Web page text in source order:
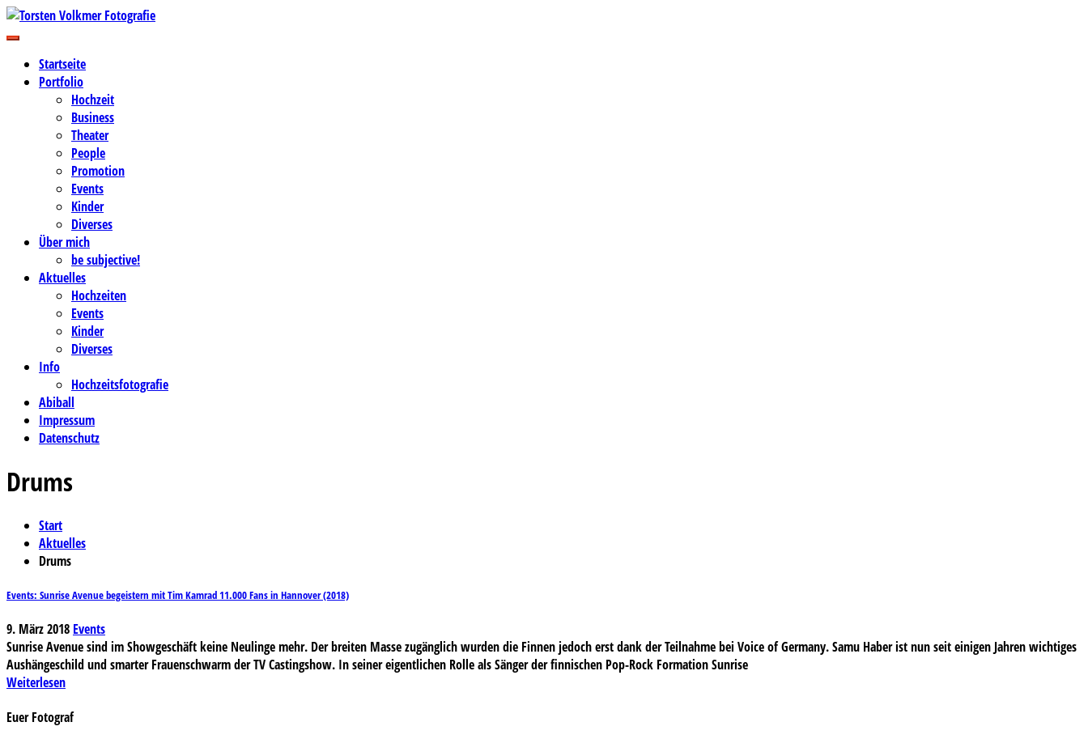
Zum
Inhalt
Torsten Volkmer Fotografie
Business-, Portrait- und Hochzeitsfotografie
Startseite
Portfolio
Hochzeit
Business
Theater
People
Promotion
Events
Kinder
Diverses
Über mich
be subjective!
Aktuelles
Hochzeiten
Events
Kinder
Diverses
Info
Hochzeitsfotografie
Abiball
Impressum
Datenschutz
Drums
Start
Aktuelles
Drums
Events: Sunrise Avenue begeistern mit Tim Kamrad 11.000 Fans in Hannover (2018)
9. März 2018 Events
Sunrise Avenue sind im Showgeschäft keine Neulinge mehr. Der breiten Masse zugänglich wurden die Finnen jedoch erst dank der Teilnahme bei Voice of Germany. Samu Haber ist nun seit einigen Jahren wichtiges
Aushängeschild und smarter Frauenschwarm der TV Castingshow. In seiner eigentlichen Rolle als Sänger der finnischen Pop-Rock Formation Sunrise
Weiterlesen
Euer Fotograf